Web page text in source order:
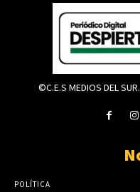
©C.E.S MEDIOS DEL
POLÍTICA